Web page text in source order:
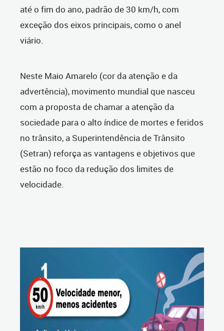
até o fim do ano, padrão de 30 km/h, com
exceção dos eixos principais, como o anel
viário.
Neste Maio Amarelo (cor da atenção e da
advertência), movimento mundial que nasceu
com a proposta de chamar a atenção da
sociedade para o alto índice de mortes e feridos
no trânsito, a Superintendência de Trânsito
(Setran) reforça as vantagens e objetivos que
estão no foco da redução dos limites de
velocidade.